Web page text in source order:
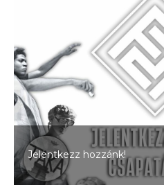
Jelentkezz hozzánk!